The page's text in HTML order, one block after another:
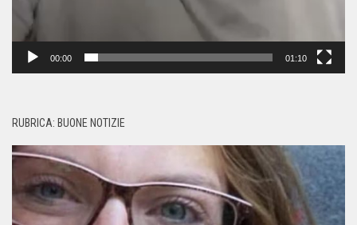
00:00 01:10
RUBRICA: BUONE NOTIZIE